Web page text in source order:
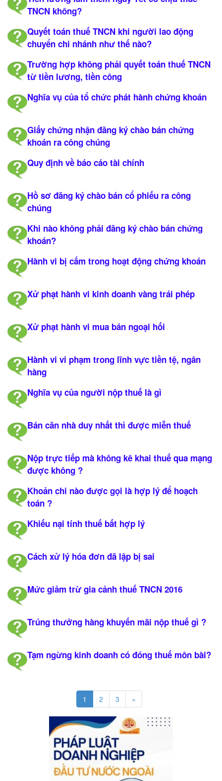
TNCN không?
Quyết toán thuế TNCN khi người lao động
chuyển chi nhánh như thế nào?
Trường hợp không phải quyết toán thuế TNCN
từ tiền lương, tiền công
Nghĩa vụ của tổ chức phát hành chứng khoán
Giấy chứng nhận đăng ký chào bán chứng
khoán ra công chúng
Quy định về báo cáo tài chính
Hồ sơ đăng ký chào bán cổ phiếu ra công
chúng
Khi nào không phải đăng ký chào bán chứng
khoán?
Hành vi bị cấm trong hoạt động chứng khoán
Xử phạt hành vi kinh doanh vàng trái phép
Xử phạt hành vi mua bán ngoại hối
Hành vi vi phạm trong lĩnh vực tiền tệ, ngân
hàng
Nghĩa vụ của người nộp thuế là gì
Bán căn nhà duy nhất thì được miễn thuế
Nộp trực tiếp mà không kê khai thuế qua mạng
được không ?
Khoản chi nào được gọi là hợp lý để hoạch
toán ?
Khiếu nại tính thuế bất hợp lý
Cách xử lý hóa đơn đã lập bị sai
Mức giảm trừ gia cảnh thuế TNCN 2016
Trúng thưởng hàng khuyến mãi nộp thuế gì ?
Tạm ngừng kinh doanh có đóng thuế môn bài?
1 2 3 »